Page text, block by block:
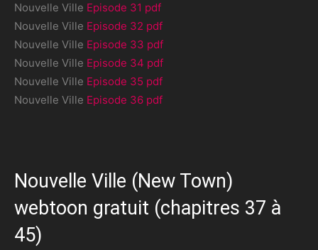
Nouvelle Ville Episode 31 pdf
Nouvelle Ville Episode 32 pdf
Nouvelle Ville Episode 33 pdf
Nouvelle Ville Episode 34 pdf
Nouvelle Ville Episode 35 pdf
Nouvelle Ville Episode 36 pdf
Nouvelle Ville (New Town)
webtoon gratuit (chapitres 37 à
45)